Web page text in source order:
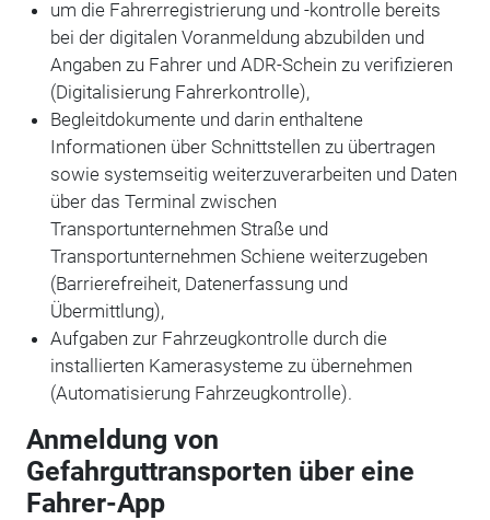
um die Fahrerregistrierung und -kontrolle bereits
bei der digitalen Voranmeldung abzubilden und
Angaben zu Fahrer und ADR-Schein zu verifizieren
(Digitalisierung Fahrerkontrolle),
Begleitdokumente und darin enthaltene
Informationen über Schnittstellen zu übertragen
sowie systemseitig weiterzuverarbeiten und Daten
über das Terminal zwischen
Transportunternehmen Straße und
Transportunternehmen Schiene weiterzugeben
(Barrierefreiheit, Datenerfassung und
Übermittlung),
Aufgaben zur Fahrzeugkontrolle durch die
installierten Kamerasysteme zu übernehmen
(Automatisierung Fahrzeugkontrolle).
Anmeldung von
Gefahrguttransporten über eine
Fahrer-App